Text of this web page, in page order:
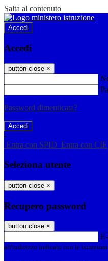
Salta al contenuto
Accedi
Accedi
button close ×
Password dimenticata?
-
Entra con SPID Entra con CIE
Seleziona utente
button close ×
Recupero password
button close ×
all'indirizzo indicato con le istruzioni